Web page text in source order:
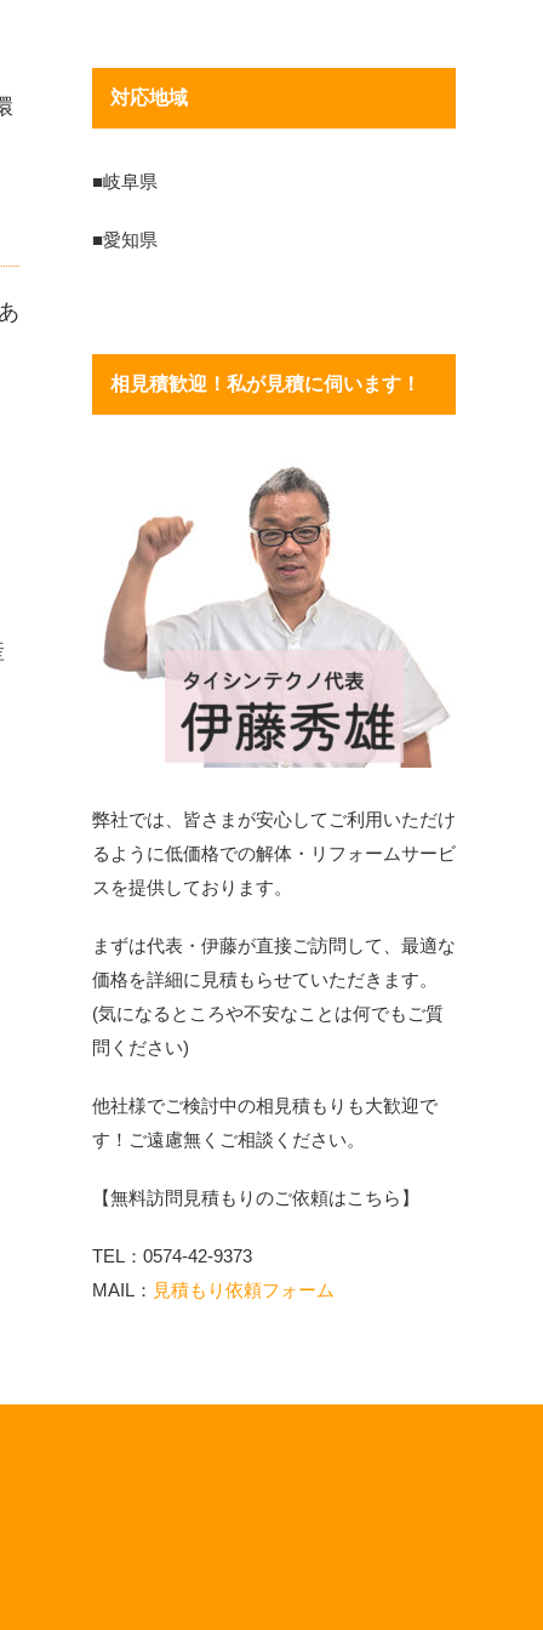
対応地域
■岐阜県
■愛知県
相見積歓迎！私が見積に伺います！
弊社では、皆さまが安心してご利用いただけ
るように低価格での解体・リフォームサービ
スを提供しております。
まずは代表・伊藤が直接ご訪問して、最適な
価格を詳細に見積もらせていただきます。
(気になるところや不安なことは何でもご質
問ください)
他社様でご検討中の相見積もりも大歓迎で
す！ご遠慮無くご相談ください。
【無料訪問見積もりのご依頼はこちら】
TEL：0574-42-9373
MAIL： 見積もり依頼フォーム